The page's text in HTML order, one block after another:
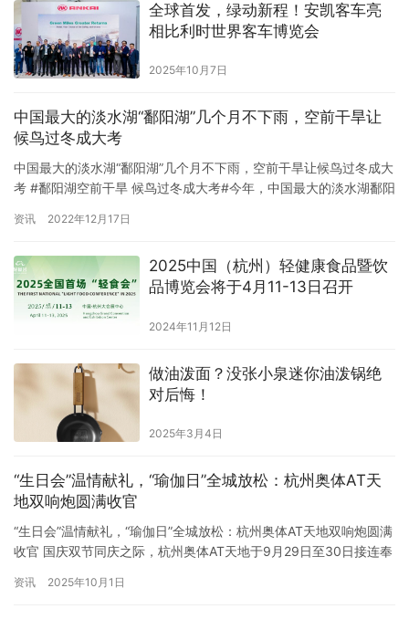
全球首发，绿动新程！安凯客车亮
相比利时世界客车博览会
2025年10月7日
中国最大的淡水湖“鄱阳湖”几个月不下雨，空前干旱让
候鸟过冬成大考
中国最大的淡水湖“鄱阳湖”几个月不下雨，空前干旱让候鸟过冬成大
考 #鄱阳湖空前干旱 候鸟过冬成大考#今年，中国最大的淡水湖鄱阳
位为6.68米，创下历史新低。卫星图片显示，近日来，鄱阳湖主体
80%，创历史新低。这也可能威胁和破坏鄱阳湖湿地…
资讯 2022年12月17日
2025中国（杭州）轻健康食品暨饮
品博览会将于4月11-13日召开
2024年11月12日
做油泼面？没张小泉迷你油泼锅绝
对后悔！
2025年3月4日
“生日会”温情献礼，“瑜伽日”全城放松：杭州奥体AT天
地双响炮圆满收官
“生日会”温情献礼，“瑜伽日”全城放松：杭州奥体AT天地双响炮圆满
收官 国庆双节同庆之际，杭州奥体AT天地于9月29日至30日接连奉
动与“瑜见你我 伽倍快乐”瑜伽活动的身心疗愈，成功接棒启幕音乐
资讯 2025年10月1日